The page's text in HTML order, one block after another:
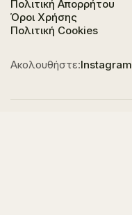
Πολιτική Απορρήτου
Όροι Χρήσης
Πολιτική Cookies
Ακολουθήστε:Instagram